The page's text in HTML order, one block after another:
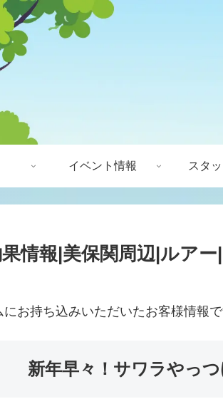
イベント情報 スタ
情報|美保関周辺|ルアー
お持ち込みいただいたお客様情報
新年早々！サワラやっ